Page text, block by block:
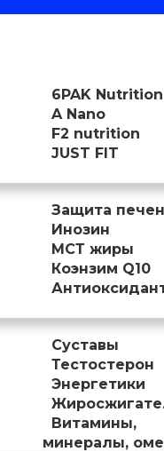
6PAK Nutrition
A Nano
F2 nutrition
JUST FIT
Защита
Инозин
МСТ жиры
Коэнзим Q10
Суставы
Тестостерон
Энергетики
Витамины,
минералы,